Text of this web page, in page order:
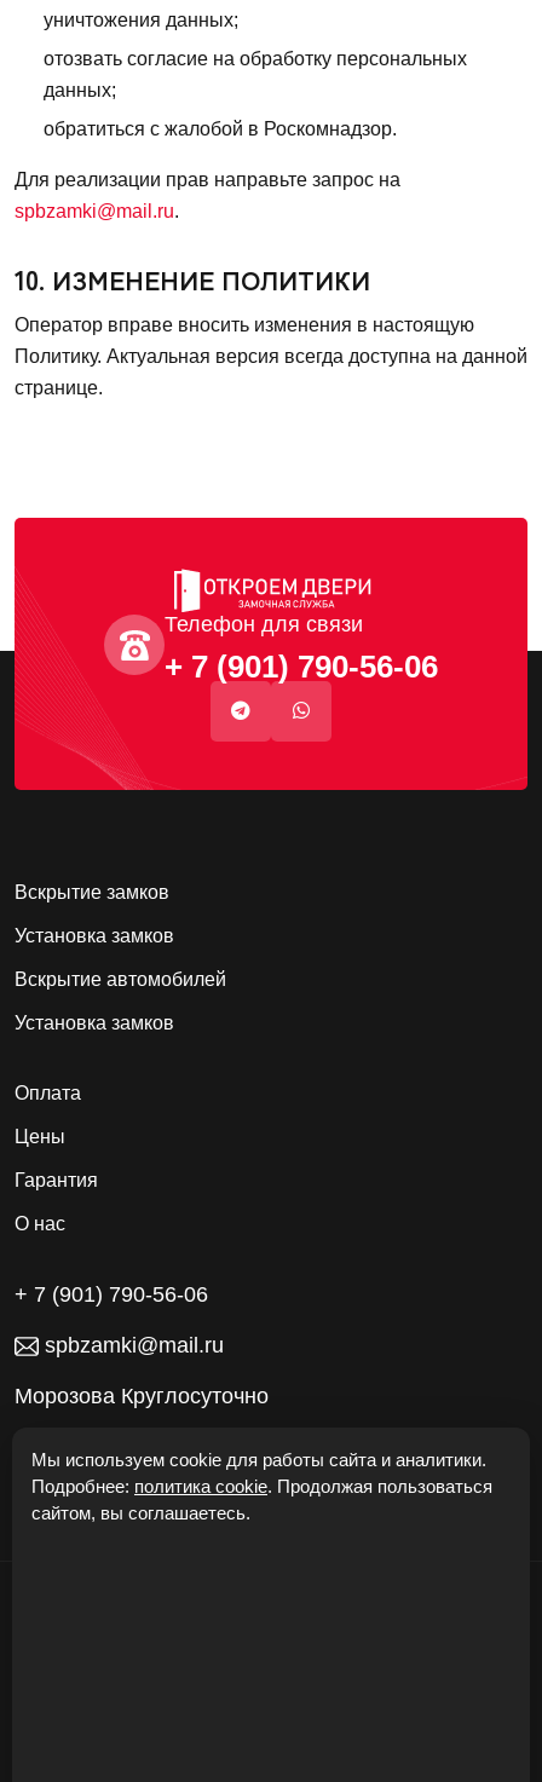
уничтожения данных;
отозвать согласие на обработку персональных
данных;
обратиться с жалобой в Роскомнадзор.
Для реализации прав направьте запрос на
spbzamki@mail.ru.
10. ИЗМЕНЕНИЕ ПОЛИТИКИ
Оператор вправе вносить изменения в настоящую
Политику. Актуальная версия всегда доступна на данной
странице.
Телефон для связи
+ 7 (901) 790-56-06
Вскрытие замков
Установка замков
Вскрытие автомобилей
Установка замков
Оплата
Цены
Гарантия
О нас
+ 7 (901) 790-56-06
spbzamki@mail.ru
Морозова Круглосуточно
Мы используем cookie для работы сайта и аналитики.
Подробнее: политика cookie. Продолжая пользоваться
сайтом, вы соглашаетесь.